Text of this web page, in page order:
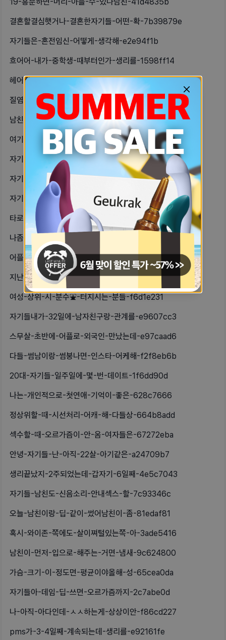
19-흥분하면-머리-아플-수-있나남친-41d4835b
결혼할결심햇거나-결혼한자기들-어떤-확-7b39879e
자기들은-혼전임신-어떻게-생각해-e2e94f1b
흐어어-내가-중학생-때부터인가-생리를-1598ff14
헤어졌는데-섹-겁나-하고싶다하아ㅜㅜ-b66a5237
질염-때문에-갔는데-임신-가능성은-왜-a85e0f13
남친이-바람폈어미안하다고-울면서-싹싹-cc9bf7ea
여기-글-올라오는-거보면-원나잇-파트-65cb17ea
자기들-이러면-어떻게-해야-돼-남친이-c394055f
자기들중에-키스하고나서-입술-엄청-붓-7456dd27
자기들은-하루-일과-끝나고-자기-전까-51cc7a90
타로-보려구-하는데-잘-보는-곳-추천-6e796f4
나좀-칭찬해줘처음-썸-탈때-사실-자기-934ca661
어플로-호기심에-남자랑-연락하다가-친-6c54932b
지난주에-다투고-냉전중이었는데-일단-228b971e
여성-상위-시-분수⛲-터지시는-분들-f6d1e231
자기들내가-32일에-남자친구랑-관계를-e9607cc3
스무살-초반에-어플로-외국인-만났는데-e97caad6
다들-썸남이랑-썸붕나면-인스타-어케해-f2f8eb6b
20대-자기들-일주일에-몇-번-데이트-1f6dd90d
나는-개인적으로-첫연애-기억이-좋은-628c7666
정상위할-때-시선처리-어캐-해-다들상-664b8add
섹수할-때-오르가즘이-안-옴-여자들은-67272eba
안녕-자기들-난-아직-22살-아기같은-a24709b7
생리끝났지-2주되었는데-갑자기-6일째-4e5c7043
자기들-남친도-신음소리-안내섹스-할-7c93346c
오늘-남친이랑-딥-같이-썼어남친이-좀-81edaf81
혹시-와이존-쪽에도-살이쪄털있는쪽-아-3ade5416
남친이-먼저-입으로-해주는-거면-냄새-9c624800
가슴-크기-이-정도면-평균이야올해-성-65cea0da
자기들아-데임-딥-쓰면-오르가즘까지-2c7abe0d
나-아직-아다인데-ㅅㅅ하는게-상상이안-f86cd227
pms가-3-4일째-계속되는데-생리를-e92161fe